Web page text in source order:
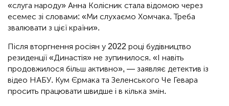
«слуга народу» Анна Колісник стала відомою через
есемес зі словами: «Ми слухаємо Хомчака. Треба
звалювати з цієї країни».
Після вторгнення росіян у 2022 році будівництво
резиденції «Династія» не зупинилося. «І навіть
продовжилося більш активно», — заявляє детектив із
відео НАБУ. Кум Єрмака та Зеленського Че Гевара
просить працювати швидше і в кілька змін.